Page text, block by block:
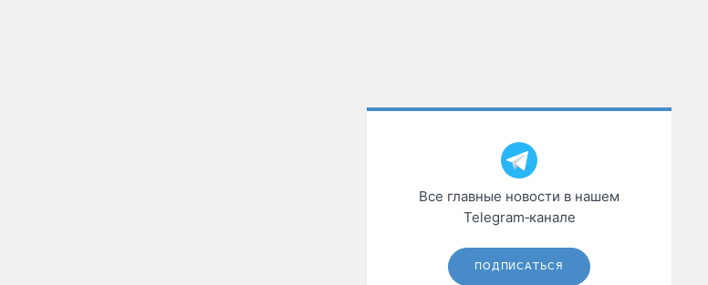
Все главные новости в нашем
Telegram‑канале
ПОДПИСАТЬСЯ